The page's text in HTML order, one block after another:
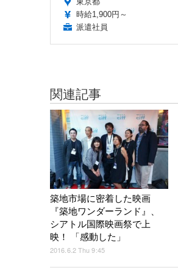
時給1,900円～
派遣社員
関連記事
築地市場に密着した映画
『築地ワンダーランド』、
シアトル国際映画祭で上
映！ 「感動した」
2016.6.2 Thu 9:45